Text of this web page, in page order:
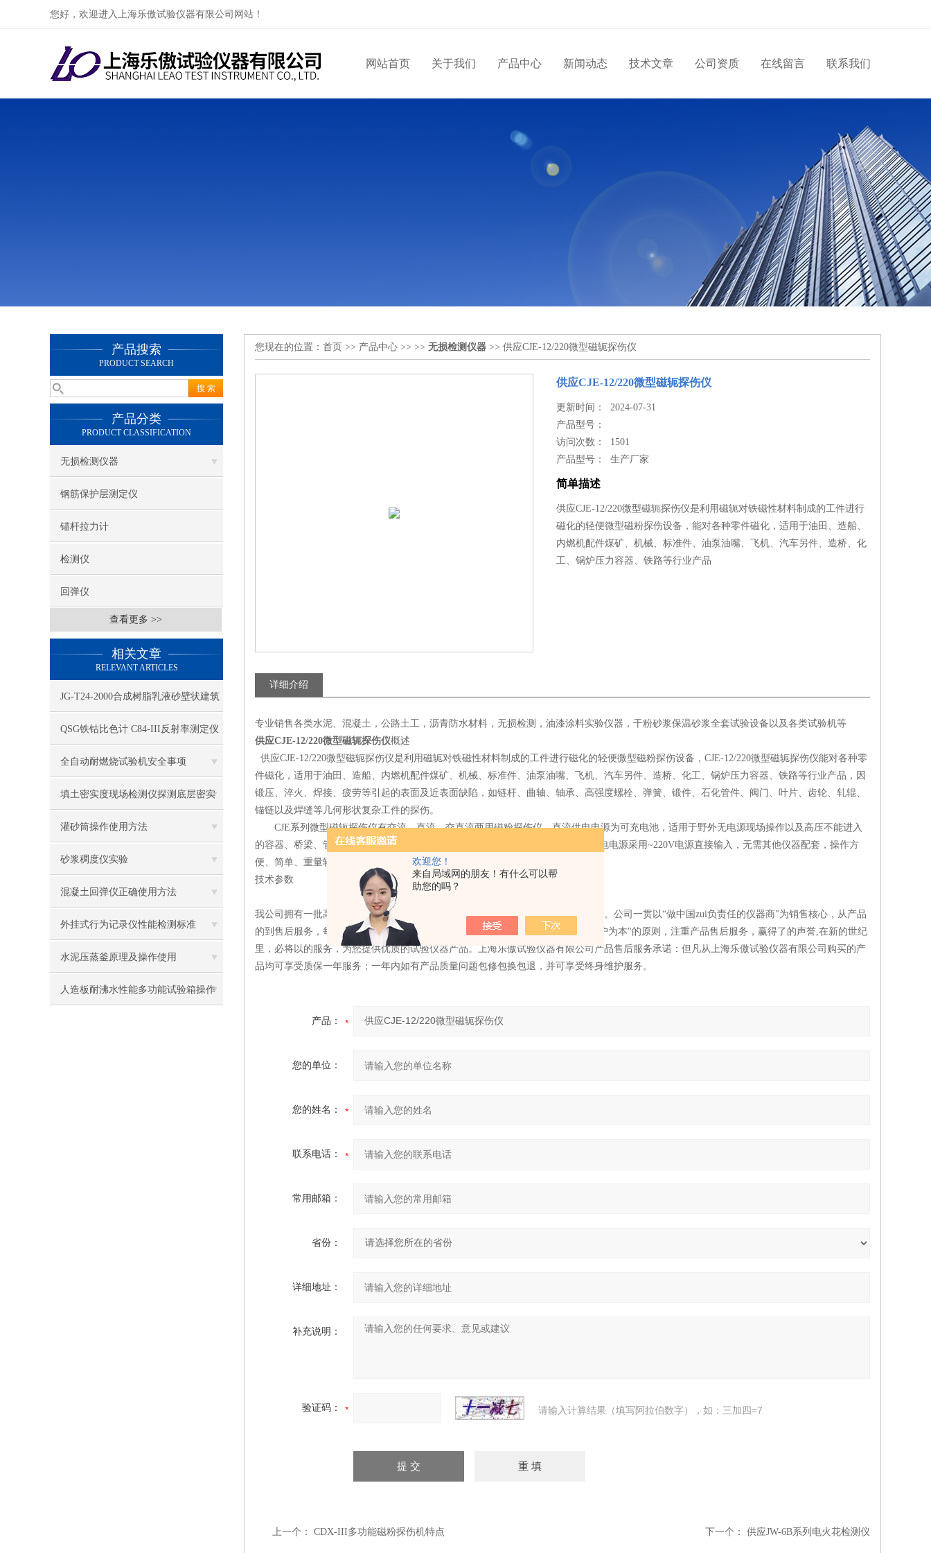
欢迎您！
来自局域网的朋友！有什么可以帮
助您的吗？
您好，欢迎进入上海乐傲试验仪器有限公司网站！
网站首页 关于我们 产品中心 新闻动态 技术文章 公司资质 在线留言 联系我们
产品搜索
PRODUCT SEARCH
产品分类
PRODUCT CLASSIFICATION
无损检测仪器
钢筋保护层测定仪
锚杆拉力计
检测仪
回弹仪
查看更多 >>
相关文章
RELEVANT ARTICLES
JG-T24-2000合成树脂乳液砂壁状建筑
涂料标准
QSG铁钴比色计 C84-III反射率测定仪
BD-457数字白度计
全自动耐燃烧试验机安全事项
填土密实度现场检测仪探测底层密实
度应注意什么
灌砂筒操作使用方法
砂浆稠度仪实验
混凝土回弹仪正确使用方法
外挂式行为记录仪性能检测标准
水泥压蒸釜原理及操作使用
人造板耐沸水性能多功能试验箱操作
您现在的位置： 首页 >> 产品中心 >> >> 无损检测仪器 >> 供应CJE-12/220微型磁轭探伤仪
供应CJE-12/220微型磁轭探伤仪
更新时间： 2024-07-31
产品型号：
访问次数： 1501
产品型号： 生产厂家
简单描述
供应CJE-12/220微型磁轭探伤仪是利用磁轭对铁磁性材料制成的工件进行
磁化的轻便微型磁粉探伤设备，能对各种零件磁化，适用于油田、造船、
内燃机配件煤矿、机械、标准件、油泵油嘴、飞机、汽车另件、造桥、化
工、锅炉压力容器、铁路等行业产品
详细介绍
专业销售各类水泥、混凝土，公路土工，沥青防水材料，无损检测，油漆涂料实验仪器，干粉砂浆保温砂浆全套试验设备以及各类试验机等
供应CJE-12/220微型磁轭探伤仪概述
供应CJE-12/220微型磁轭探伤仪是利用磁轭对铁磁性材料制成的工件进行磁化的轻便微型磁粉探伤设备，CJE-12/220微型磁轭探伤仪能对各种零
件磁化，适用于油田、造船、内燃机配件煤矿、机械、标准件、油泵油嘴、飞机、汽车另件、造桥、化工、锅炉压力容器、铁路等行业产品，因
锻压、淬火、焊接、疲劳等引起的表面及近表面缺陷，如链杆、曲轴、轴承、高强度螺栓、弹簧、锻件、石化管件、阀门、叶片、齿轮、轧辊、
锚链以及焊缝等几何形状复杂工件的探伤。
CJE系列微型磁轭探伤仪有交流、直流、交直流两用磁粉探伤仪，直流供电电源为可充电池，适用于野外无电源现场操作以及高压不能进入
的容器、桥梁、管道等现场操作，一次充电连续工作时间可达6小时以上。交流供电电源采用~220V电源直接输入，无需其他仪器配套，操作方
便、简单、重量轻、便于携带，因而该仪器得到广泛使用。
技术参数
我公司拥有一批高精度的加工和检测设备，是一家拥有、、销售为一体的优良企业。公司一贯以“做中国zui负责任的仪器商"为销售核心，从产品
的到售后服务，每一个环节都以客户的观点与需求作为思考的出发点始终坚持“客户为本"的原则，注重产品售后服务，赢得了的声誉,在新的世纪
里，必将以的服务，为您提供优质的试验仪器产品。上海乐傲试验仪器有限公司产品售后服务承诺：但凡从上海乐傲试验仪器有限公司购买的产
品均可享受质保一年服务；一年内如有产品质量问题包修包换包退，并可享受终身维护服务。
产品：
您的单位：
您的姓名：
联系电话：
常用邮箱：
省份：
详细地址：
补充说明：
验证码： 请输入计算结果（填写阿拉伯数字），如：三加四=7
上一个： CDX-III多功能磁粉探伤机特点 下一个： 供应JW-6B系列电火花检测仪